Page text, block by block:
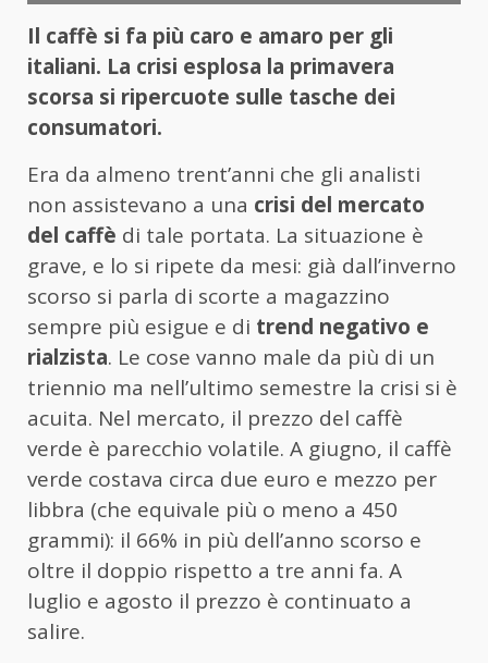
Il caffè si fa più caro e amaro per gli
italiani. La crisi esplosa la primavera
scorsa si ripercuote sulle tasche dei
consumatori.
Era da almeno trent’anni che gli analisti
non assistevano a una crisi del mercato
del caffè di tale portata. La situazione è
grave, e lo si ripete da mesi: già dall’inverno
scorso si parla di scorte a magazzino
sempre più esigue e di trend negativo e
rialzista. Le cose vanno male da più di un
triennio ma nell’ultimo semestre la crisi si è
acuita. Nel mercato, il prezzo del caffè
verde è parecchio volatile. A giugno, il caffè
verde costava circa due euro e mezzo per
libbra (che equivale più o meno a 450
grammi): il 66% in più dell’anno scorso e
oltre il doppio rispetto a tre anni fa. A
luglio e agosto il prezzo è continuato a
salire.